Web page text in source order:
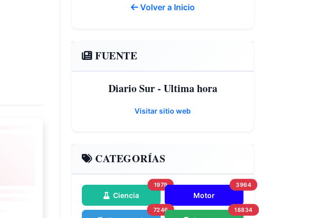
Volver a Inicio
FUENTE
Diario Sur - Ultima hora
Visitar sitio web
CATEGORÍAS
Ciencia
1979
Motor
3964
7246 18834